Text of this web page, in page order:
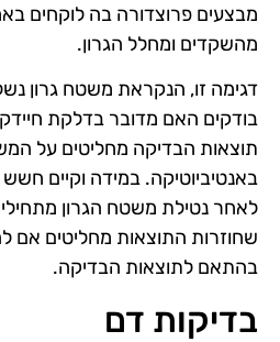
מבצעים פרוצדורה בה לוקחים
מהשקדים ומחלל הגרון.
דגימה זו, הנקראת משטח גרון
בודקים האם מדובר בדלקת
תוצאות הבדיקה מחליטים על
באנטיביוטיקה. במידה וקיים
לאחר נטילת משטח הגרון
שחוזרות התוצאות מחליטים אם
בהתאם לתוצאות הבדיקה.
בדיקות דם